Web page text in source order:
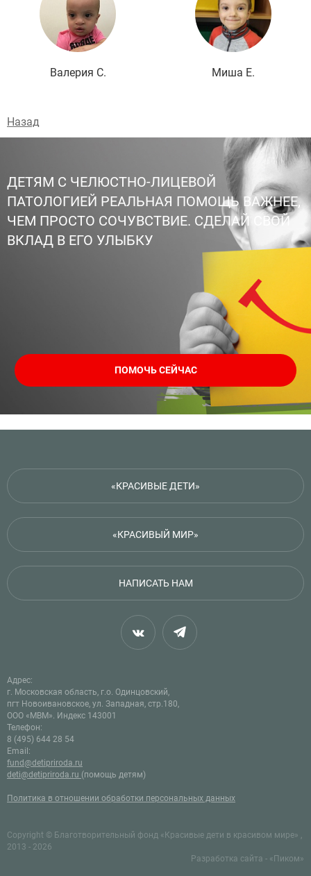
Валерия С. Миша Е.
Назад
ДЕТЯМ С ЧЕЛЮСТНО-ЛИЦЕВОЙ
ПАТОЛОГИЕЙ РЕАЛЬНАЯ ПОМОЩЬ ВАЖНЕЕ,
ЧЕМ ПРОСТО СОЧУВСТВИЕ. СДЕЛАЙ СВОЙ
ВКЛАД В ЕГО УЛЫБКУ
ПОМОЧЬ СЕЙЧАС
«КРАСИВЫЕ ДЕТИ»
«КРАСИВЫЙ МИР»
НАПИСАТЬ НАМ
Адрес:
г. Московская область, г.о. Одинцовский,
пгт Новоивановское, ул. Западная, стр.180,
ООО «МВМ». Индекс 143001
Телефон:
8 (495) 644 28 54
Email:
fund@detipriroda.ru
deti@detipriroda.ru (помощь детям)
Политика в отношении обработки персональных данных
Copyright © Благотворительный фонд «Красивые дети в красивом мире» ,
2013 - 2026
Разработка сайта - «Пиком»